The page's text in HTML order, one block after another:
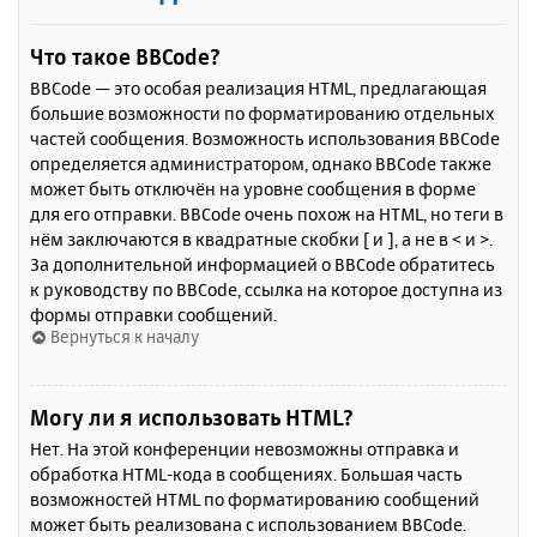
Что такое BBCode?
BBCode — это особая реализация HTML, предлагающая
большие возможности по форматированию отдельных
частей сообщения. Возможность использования BBCode
определяется администратором, однако BBCode также
может быть отключён на уровне сообщения в форме
для его отправки. BBCode очень похож на HTML, но теги в
нём заключаются в квадратные скобки [ и ], а не в < и >.
За дополнительной информацией о BBCode обратитесь
к руководству по BBCode, ссылка на которое доступна из
формы отправки сообщений.
Вернуться к началу
Могу ли я использовать HTML?
Нет. На этой конференции невозможны отправка и
обработка HTML-кода в сообщениях. Большая часть
возможностей HTML по форматированию сообщений
может быть реализована с использованием BBCode.